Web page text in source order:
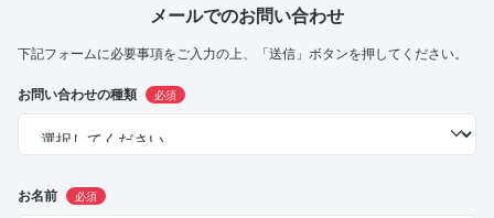
メールでのお問い合わせ
下記フォームに必要事項をご入力の上、「送信」ボタンを押してください。
お問い合わせの種類 必須
お名前 必須